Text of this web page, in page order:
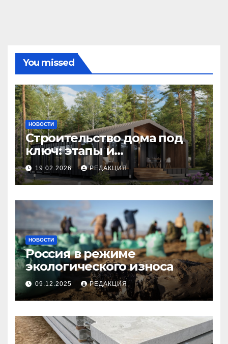
You missed
НОВОСТИ
Строительство дома под
ключ: этапы и
планирование бюджета
19.02.2026 РЕДАКЦИЯ
НОВОСТИ
Россия в режиме
экологического износа
09.12.2025 РЕДАКЦИЯ